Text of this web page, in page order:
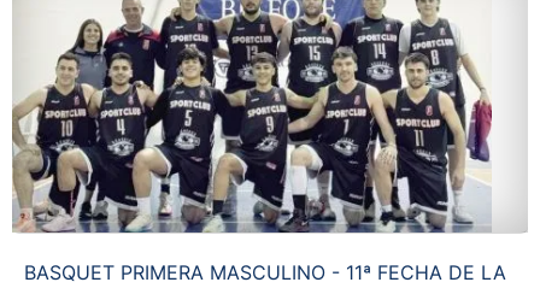
BASQUET PRIMERA MASCULINO - 11ª FECHA DE LA